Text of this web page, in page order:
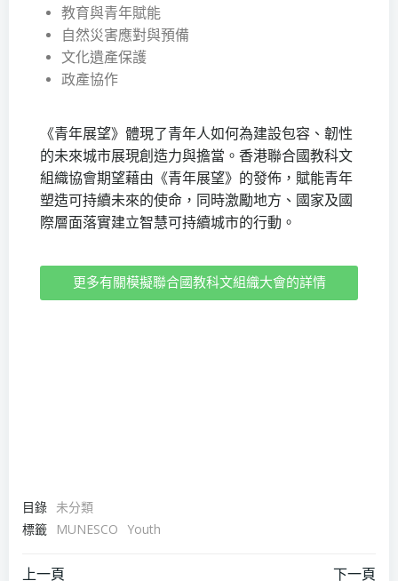
教育與青年賦能
自然災害應對與預備
文化遺產保護
政產協作
《青年展望》體現了青年人如何為建設包容、韌性
的未來城市展現創造力與擔當。香港聯合國教科文
組織協會期望藉由《青年展望》的發佈，賦能青年
塑造可持續未來的使命，同時激勵地方、國家及國
際層面落實建立智慧可持續城市的行動。
更多有關模擬聯合國教科文組織大會的詳情
目錄 未分類
標籤
MUNESCO Youth
上一頁 下一頁